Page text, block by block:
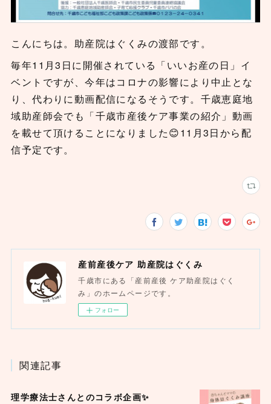
こんにちは。助産院はぐくみの渡部です。
毎年11月3日に開催されている「いいお産の日」イ
ベントですが、今年はコロナの影響により中止とな
り、代わりに動画配信になるそうです。千歳恵庭地
域助産師会でも「千歳市産後ケア事業の紹介」動画
を載せて頂けることになりました😊11月3日から配
信予定です。
産前産後ケア 助産院はぐくみ
千歳市にある「産前産後 ケア助産院はぐく
み」のホームページです。
フォロー
関連記事
理学療法士さんとのコラボ企画✨